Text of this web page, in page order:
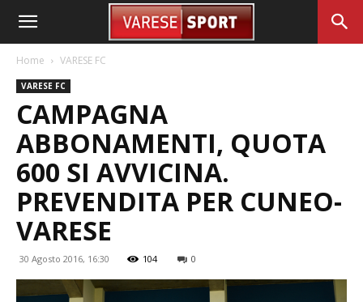
Home VARESE FC
VARESE FC
CAMPAGNA
ABBONAMENTI, QUOTA
600 SI AVVICINA.
PREVENDITA PER CUNEO-
VARESE
30 Agosto 2016, 16:30 104 0